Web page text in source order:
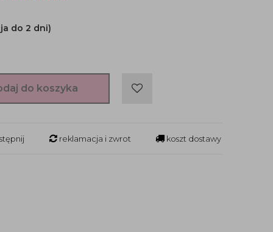
do 2 dni)
do koszyka
reklamacja i zwrot koszt dostawy